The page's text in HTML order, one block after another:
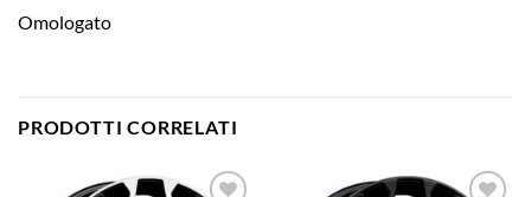
Omologato
PRODOTTI CORRELATI